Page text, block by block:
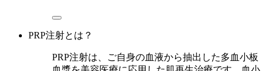
PRP注射とは？
PRP注射は、ご自身の血液から抽出した多血小板